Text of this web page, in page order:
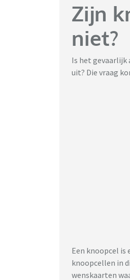
Zijn
niet?
Is het
uit? Die vraag
Een knoopcel
knoopcellen in
wenskaarten